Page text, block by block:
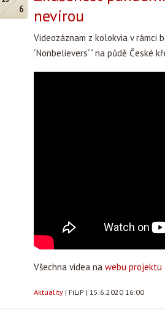
6
nevírou
Videozáznam z kolokvia v rámci
´Nonbelievers´“ na půdě České
Všechna videa na webu projektu
Aktuality | FiLiP | 15.6.2020 16:00